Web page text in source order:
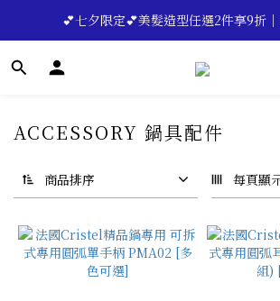
🔥💪My Superdad😍｜全館領券享9折
💕七夕限定💕美髮造型任選2件享9折
一分鐘登錄保固 | 買得安心又放心
ACCESSORY 鍋具配件
商品排序 每頁顯